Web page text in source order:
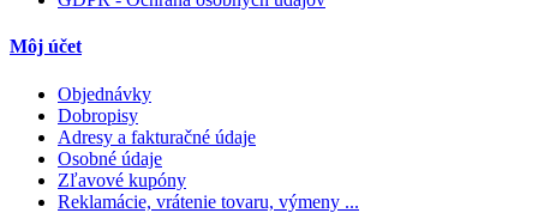
Môj účet
Objednávky
Dobropisy
Adresy a fakturačné údaje
Osobné údaje
Zľavové kupóny
Reklamácie, vrátenie tovaru, výmeny ...